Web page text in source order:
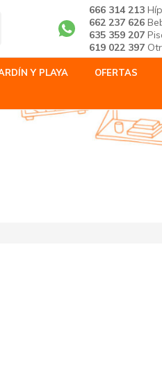
666 314 213
662 237 626
635 359 207
619 022 397
Y PLAYA OFERTAS